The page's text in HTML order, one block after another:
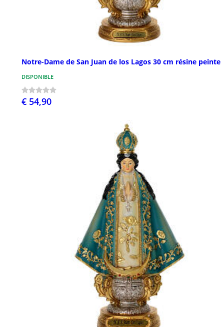
Notre-Dame de San Juan de los Lagos 30 cm résine peinte
DISPONIBLE
€ 54,90